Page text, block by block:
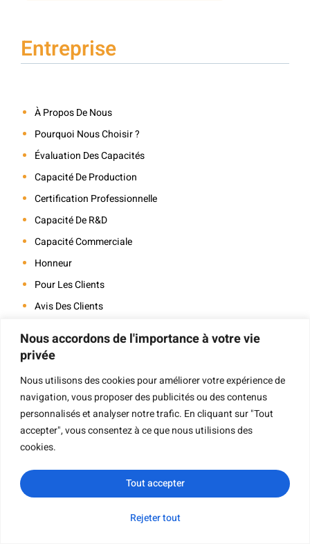
Nous accordons de l'importance à votre vie
privée
Nous utilisons des cookies pour améliorer votre expérience de
navigation, vous proposer des publicités ou des contenus
personnalisés et analyser notre trafic. En cliquant sur "Tout
accepter", vous consentez à ce que nous utilisions des
cookies.
Rejeter tout
Tout accepter
Entreprise
À Propos De Nous
Pourquoi Nous Choisir ?
Évaluation Des Capacités
Capacité De Production
Certification Professionnelle
Capacité De R&D
Capacité Commerciale
Honneur
Pour Les Clients
Avis Des Clients
Navigation
Impression De Livres À Couverture Rigide
Impression De Livres Pour Enfants
Impression De Livres De Poche